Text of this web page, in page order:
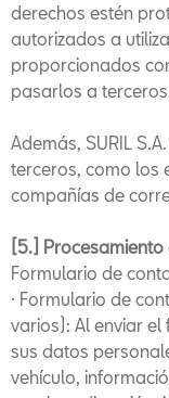
derechos estén
autorizados a
proporcionados
pasarlos a terceros.
Además, SURIL
terceros, como los
compañías de
[5.]
Formulario de
· Formulario de
varios): Al enviar
sus datos
vehículo,